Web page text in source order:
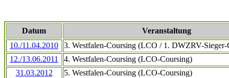
Datum
Veranstaltung
10./11.04.2010
3. Westfalen-Coursing (LCO / 1. DWZRV-Sieger-
12./13.06.2011
4. Westfalen-Coursing (LCO-Coursing)
31.03.2012
5. Westfalen-Coursing (LCO-Coursing)